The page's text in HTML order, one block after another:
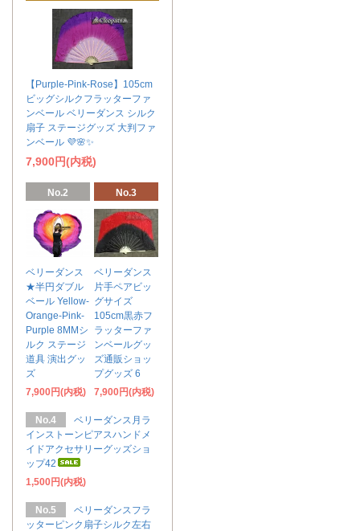
【Purple-Pink-Rose】105cm
ビッグシルクフラッターファ
ンベール ベリーダンス シルク
扇子 ステージグッズ 大判ファ
ンベール 💜🌸✨
7,900円(内税)
No.2
ベリーダンス
★半円ダブル
ベール Yellow-
Orange-Pink-
Purple 8MMシ
ルク ステージ
道具 演出グッ
ズ
7,900円(内税)
No.3
ベリーダンス
片手ペアビッ
グサイズ
105cm黒赤フ
ラッターファ
ンベールグッ
ズ通販ショッ
プグッズ 6
7,900円(内税)
No.4
ベリーダンス月ラ
インストーンピアスハンドメ
イドアクセサリーグッズショ
ップ42
1,500円(内税)
No.5
ベリーダンスフラ
ッターピンク扇子シルク左右